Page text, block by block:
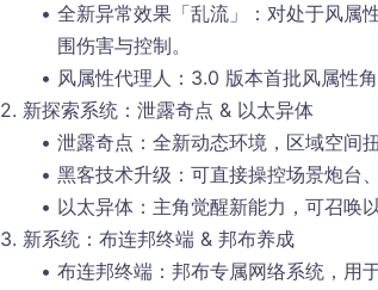
全新异常效果「乱流」
：对处于风属
围伤害与控制。
风属性代理人 ：3.0 版本首批风属性
2. 新探索系统：泄露奇点 & 以太异体
泄露奇点 ：全新动态环境，区域空间
黑客技术升级 ：可直接操控场景炮台
以太异体：主角觉醒新能力，可召唤
3. 新系统：布连邦终端 & 邦布养成
布连邦终端：邦布专属网络系统，用